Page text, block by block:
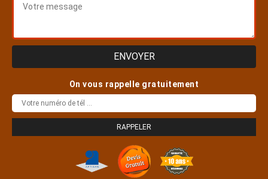
On vous rappelle gratuitement